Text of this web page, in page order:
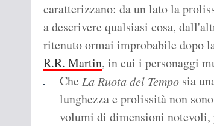
caratterizzano: da un lato la
a descrivere qualsiasi cosa,
ritenuto ormai improbabile dopo
R.R. Martin, in cui i personaggi
Che La Ruota del Tempo sia
lunghezza e prolissità non
volumi di dimensioni notevoli,